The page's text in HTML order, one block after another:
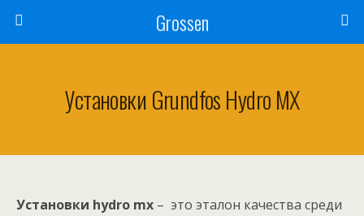
Grossen
Установки Grundfos Hydro MX
Установки hydro mx – это эталон качества среди